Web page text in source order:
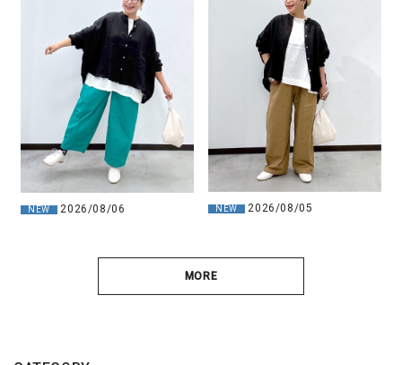
NEW 2026/08/06 NEW 2026/08/05
MORE